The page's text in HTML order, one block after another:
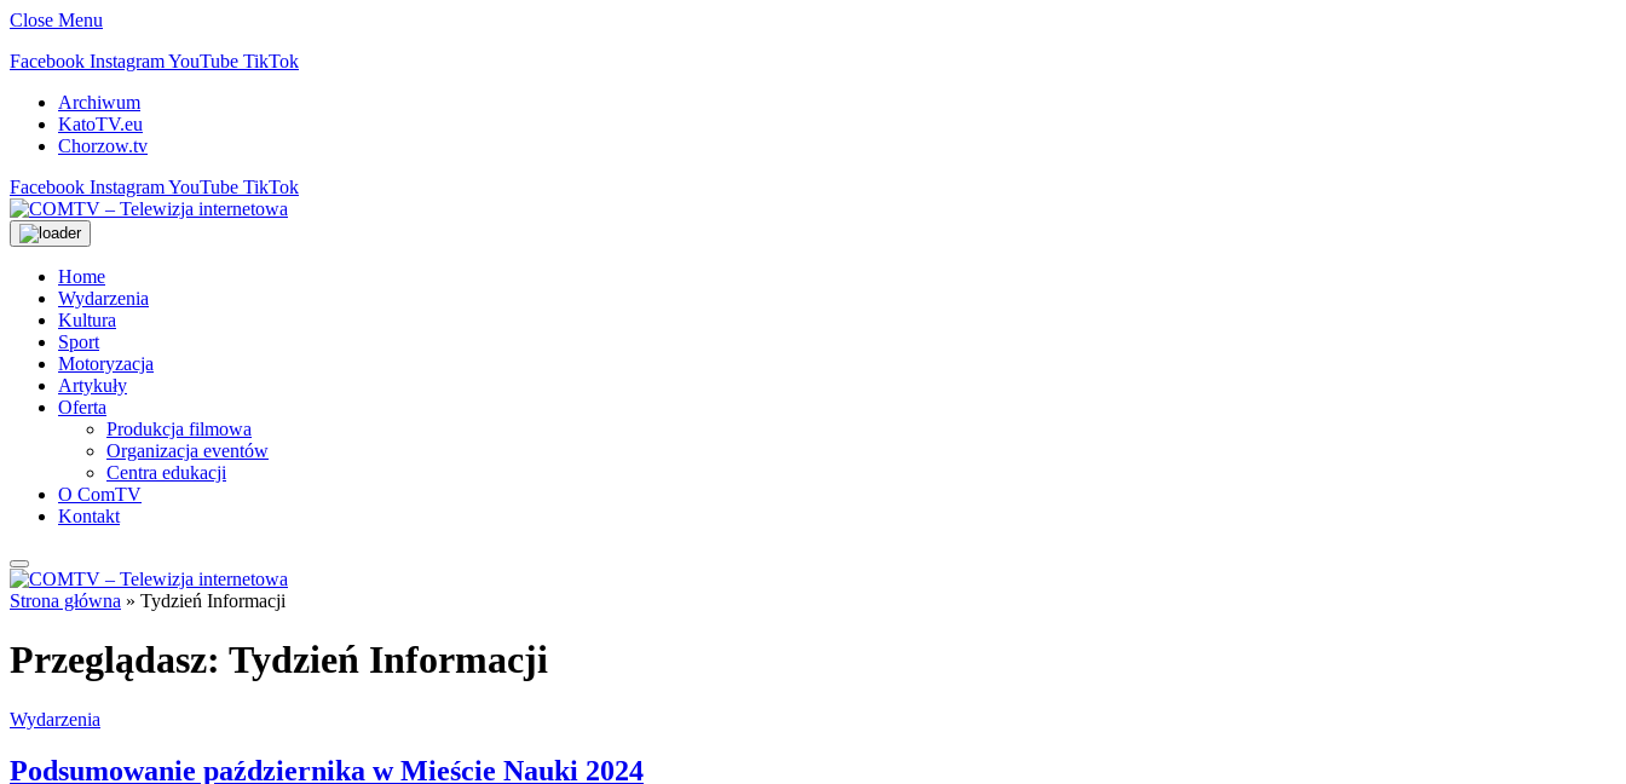
Close Menu
Facebook InstagramYouTube TikTok
Archiwum
KatoTV.eu
Chorzow.tv
Facebook InstagramYouTube TikTok
Home
Wydarzenia
Kultura
Sport
Motoryzacja
Artykuły
Oferta
Produkcja filmowa
Organizacja eventów
Centra edukacji
O ComTV
Kontakt
Strona główna » Tydzień Informacji
Przeglądasz: Tydzień Informacji
Wydarzenia
Podsumowanie października w Mieście Nauki 2024